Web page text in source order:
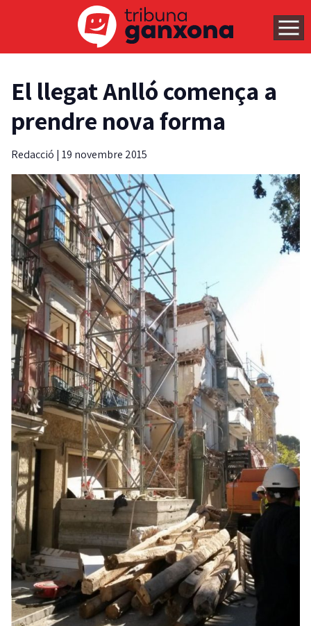
El llegat Anlló comença a
prendre nova forma
Redacció | 19 novembre 2015